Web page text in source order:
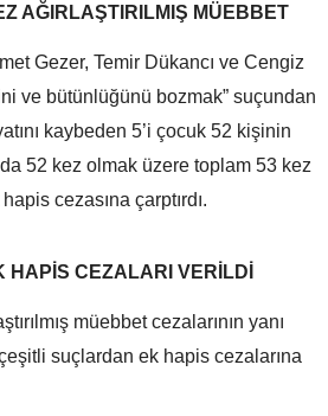
AĞIRLAŞTIRILMIŞ MÜEBBET
Gezer, Temir Dükancı ve Cengiz
ve bütünlüğünü bozmak” suçundan
kaybeden 5’i çocuk 52 kişinin
52 kez olmak üzere toplam 53 kez
cezasına çarptırdı.
HAPİS CEZALARI VERİLDİ
müebbet cezalarının yanı
suçlardan ek hapis cezalarına